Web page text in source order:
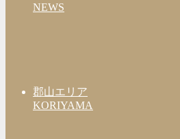
NEWS
郡山エリア
KORIYAMA